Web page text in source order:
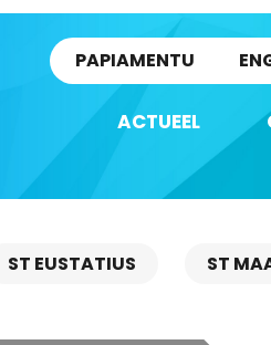
PAPIAMENTU
ACTUEEL
ST EUSTATIUS ST